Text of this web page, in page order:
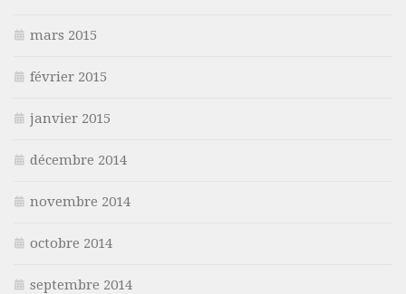
mars 2015
février 2015
janvier 2015
décembre 2014
novembre 2014
octobre 2014
septembre 2014